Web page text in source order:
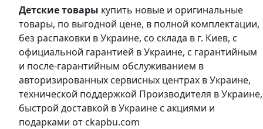
Детские товары купить новые и оригинальные
товары, по выгодной цене, в полной комплектации,
без распаковки в Украине, со склада в г. Киев, с
официальной гарантией в Украине, с гарантийным
и после-гарантийным обслуживанием в
авторизированных сервисных центрах в Украине,
технической поддержкой Производителя в Украине,
быстрой доставкой в Украине с акциями и
подарками от ckapbu.com